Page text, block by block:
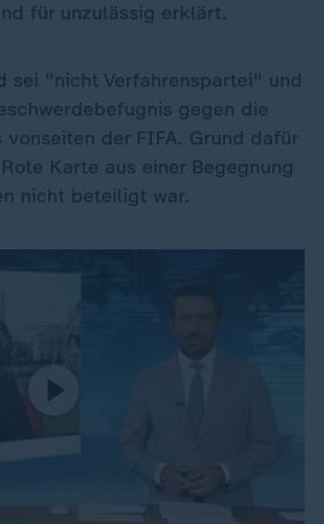
für unzulässig erklärt.
sei "nicht Verfahrenspartei" und
gegen die
vonseiten der FIFA. Grund dafür
Karte aus einer Begegnung
nicht beteiligt war.